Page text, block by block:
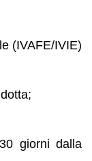
(IVAFE/IVIE)
giorni dalla